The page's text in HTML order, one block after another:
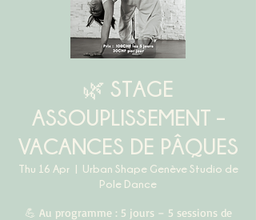
🌿 STAGE
ASSOUPLISSEMENT –
VACANCES DE PÂQUES
Thu 16 Apr
  |
Urban Shape Genève Studio de
Pole Dance
💪 Au programme : 5 jours – 5 sessions de